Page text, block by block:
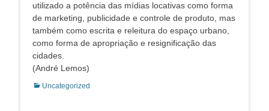
utilizado a potência das mídias locativas como forma
de marketing, publicidade e controle de produto, mas
também como escrita e releitura do espaço urbano,
como forma de apropriação e resignificação das
cidades.
(André Lemos)
Categorias:
Uncategorized